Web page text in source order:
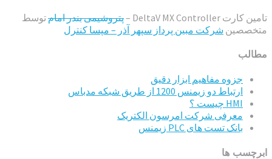
تامین کارت DeltaV MX Controller – پتروشیمی بندر امامتوسط
متخصصین شرکت مبین پرداز سپهر آذر – مپسا کنترل
مطالب
جزوه مفاهیم ابزار دقیق
ارتباط دو زیمنس 1200 از طریق شبکه مدباس
HMI چیست ؟
معرفی شرکت امرسون الکتریک
بانک تست های PLC زیمنس
ابرچسب ها